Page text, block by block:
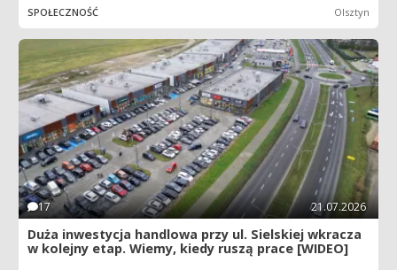
SPOŁECZNOŚĆ Olsztyn
17 21.07.2026
Duża inwestycja handlowa przy ul. Sielskiej wkracza
w kolejny etap. Wiemy, kiedy ruszą prace [WIDEO]